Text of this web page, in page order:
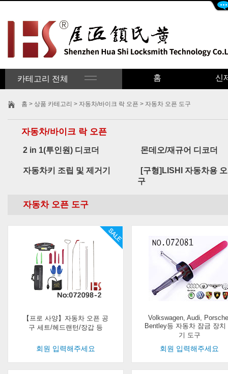
카테고리 전체 홈 신
홈 > 상품 카테고리 > 자동차/바이크 락 오픈 > 자동차 오픈 도구
자동차/바이크 락 오픈
2 in 1(투인원) 디코더 몬데오/재규어 디코더
자동차키 조립 및 제거기
[구형]LISHI 자동차용
구
자동차 오픈 도구
【프로 사양】자동차 오픈 공
구 세트/헤드랜턴/장갑 등
회원 입력해주세요
Volkswagen, Audi,
Bentley등 자동차 잠금 장치
기 도구
회원 입력해주세요